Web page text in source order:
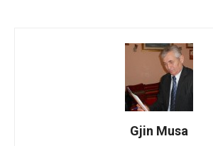
Gjin Musa